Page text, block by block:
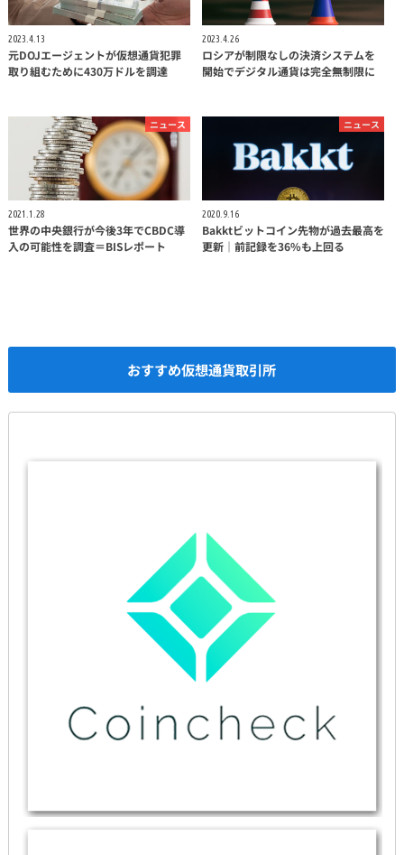
2023.4.13
元DOJエージェントが仮想通貨犯罪
取り組むために430万ドルを調達
2023.4.26
ロシアが制限なしの決済システムを
開始でデジタル通貨は完全無制限に
ニュース
2021.1.28
世界の中央銀行が今後3年でCBDC導
入の可能性を調査＝BISレポート
ニュース
2020.9.16
Bakktビットコイン先物が過去最高を
更新｜前記録を36%も上回る
おすすめ仮想通貨取引所